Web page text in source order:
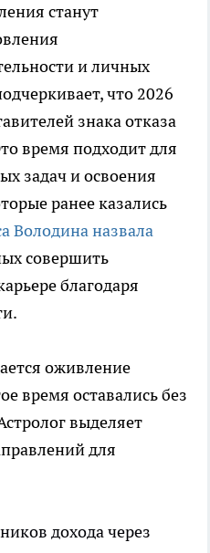
станут
и личных
что 2026
знака отказа
время подходит для
задач и освоения
ранее казались
Володина назвала
совершить
благодаря
оживление
время оставались без
выделяет
для
дохода через